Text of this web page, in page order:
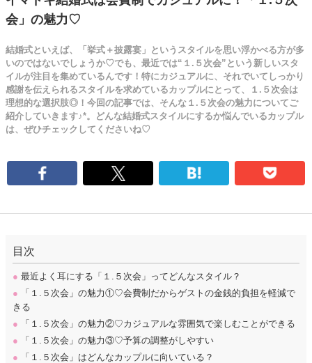
会」の魅力♡
結婚式といえば、「挙式＋披露宴」というスタイルを思い浮かべる方が多
いのではないでしょうか♡でも、最近では“１.５次会”という新しいスタ
イルが注目を集めているんです！特にカジュアルに、それでいてしっかり
感謝を伝えられるスタイルを求めているカップルにとって、１.５次会は
理想的な選択肢◎！今回の記事では、そんな１.５次会の魅力についてご
紹介していきます♪*。どんな結婚式スタイルにするか悩んでいるカップル
は、ぜひチェックしてくださいね♡
目次
● 最近よく耳にする「１.５次会」ってどんなスタイル？
● 「１.５次会」の魅力①♡会費制だからゲストの金銭的負担を軽減で
きる
● 「１.５次会」の魅力②♡カジュアルな雰囲気で楽しむことができる
● 「１.５次会」の魅力③♡予算の調整がしやすい
● 「１.５次会」はどんなカップルに向いている？